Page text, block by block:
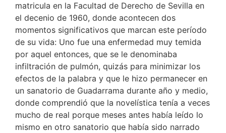
matricula en la Facultad de Derecho de Sevilla en
el decenio de 1960, donde acontecen dos
momentos significativos que marcan este período
de su vida: Uno fue una enfermedad muy temida
por aquel entonces, que se le denominaba
infiltración de pulmón, quizás para minimizar los
efectos de la palabra y que le hizo permanecer en
un sanatorio de Guadarrama durante año y medio,
donde comprendió que la novelística tenía a veces
mucho de real porque meses antes había leído lo
mismo en otro sanatorio que había sido narrado